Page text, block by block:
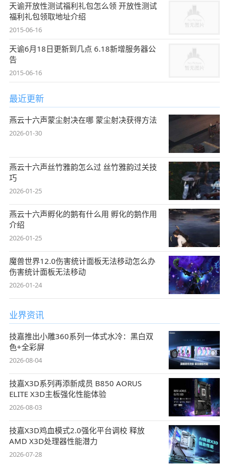
天谕开放性测试福利礼包怎么领 开放性测试
福利礼包领取地址介绍
2015-06-16
天谕6月18日更新到几点 6.18新增服务器公
告
2015-06-16
最近更新
燕云十六声蒙尘射决在哪 蒙尘射决获得方法
2026-01-30
燕云十六声丝竹雅韵怎么过 丝竹雅韵过关技
巧
2026-01-25
燕云十六声孵化的鹅有什么用 孵化的鹅作用
介绍
2026-01-25
魔兽世界12.0伤害统计面板无法移动怎么办
伤害统计面板无法移动
2026-01-24
业界资讯
技嘉推出小雕360系列一体式水冷：黑白双
色+全彩屏
2026-08-04
技嘉X3D系列再添新成员 B850 AORUS
ELITE X3D主板强化性能体验
2026-08-03
技嘉X3D鸡血模式2.0强化平台调校 释放
AMD X3D处理器性能潜力
2026-07-28